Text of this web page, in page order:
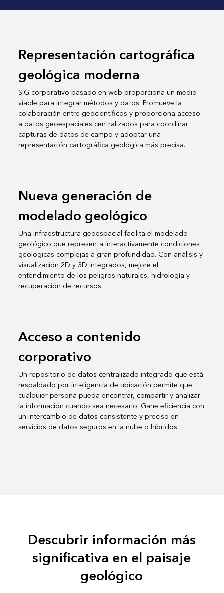
Representación cartográfica
geológica moderna
SIG corporativo basado en web proporciona un medio
viable para integrar métodos y datos. Promueve la
colaboración entre geocientíficos y proporciona acceso
a datos geoespaciales centralizados para coordinar
capturas de datos de campo y adoptar una
representación cartográfica geológica más precisa.
Nueva generación de
modelado geológico
Una infraestructura geoespacial facilita el modelado
geológico que representa interactivamente condiciones
geológicas complejas a gran profundidad. Con análisis y
visualización 2D y 3D integrados, mejore el
entendimiento de los peligros naturales, hidrología y
recuperación de recursos.
Acceso a contenido
corporativo
Un repositorio de datos centralizado integrado que está
respaldado por inteligencia de ubicación permite que
cualquier persona pueda encontrar, compartir y analizar
la información cuando sea necesario. Gane eficiencia con
un intercambio de datos consistente y preciso en
servicios de datos seguros en la nube o híbridos.
Descubrir información más
significativa en el paisaje
geológico